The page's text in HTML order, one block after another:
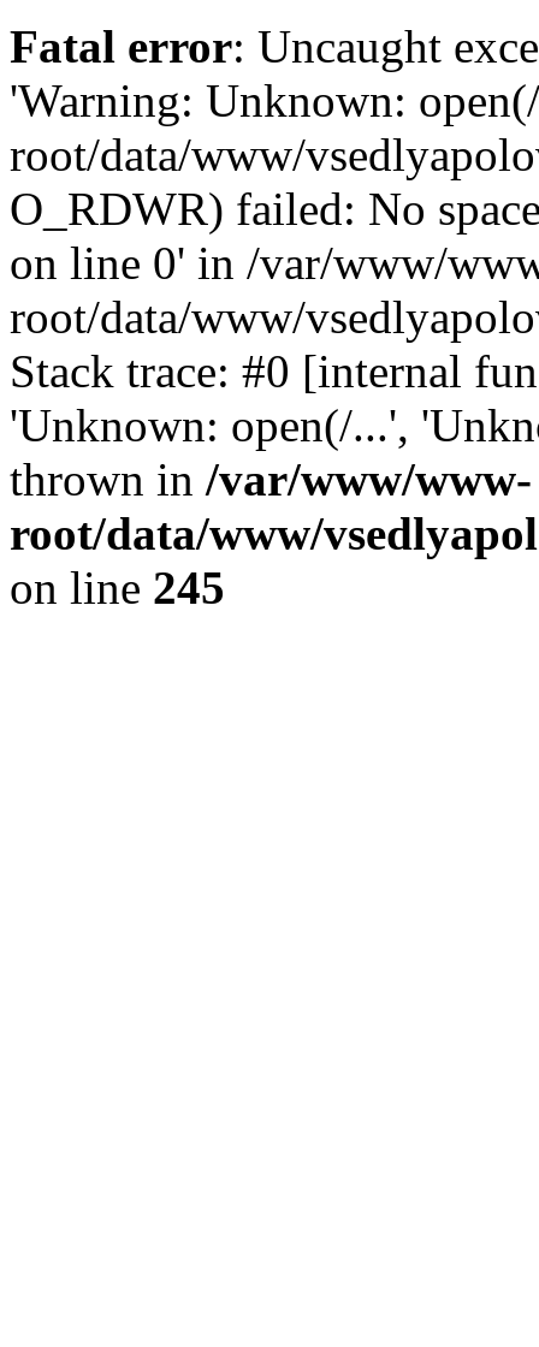
Fatal error: Uncaught
'Warning: Unknown:
root/data/www/
O_RDWR) failed: No
on line 0' in /var/www/
root/data/www/
Stack trace: #0 [internal
'Unknown: open(/...',
thrown in /var/www/www-
root/data/www/
on line 245